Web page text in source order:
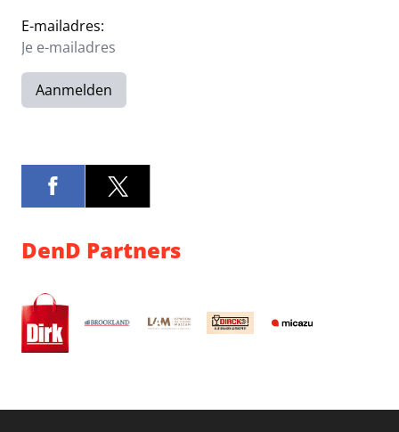
E-mailadres:
Aanmelden
DenD Partners